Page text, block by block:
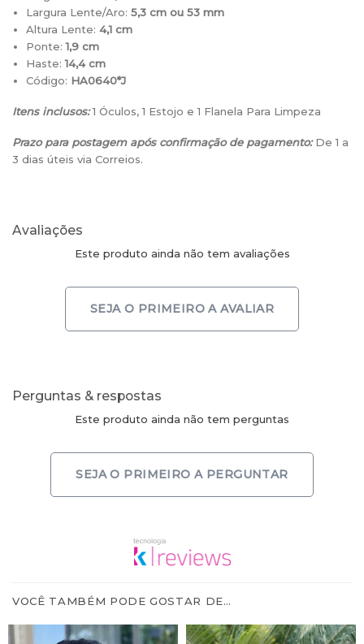
Largura Lente/Aro:5,3 cm ou 53 mm
Altura Lente:4,1 cm
Ponte:1,9 cm
Haste:14,4 cm
Código: HA0640*J
Itens inclusos:1 Óculos, 1 Estojo e 1 Flanela Para Limpeza
Prazo para postagem após confirmação de pagamento:De 1 a
3 dias úteis via Correios.
Avaliações
Este produto ainda não tem avaliações
SEJA O PRIMEIRO A AVALIAR
Perguntas & respostas
Este produto ainda não tem perguntas
SEJA O PRIMEIRO A PERGUNTAR
VOCÊ TAMBÉM PODE GOSTAR DE…